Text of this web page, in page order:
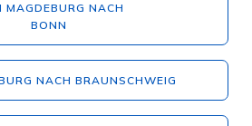
MAGDEBURG NACH
BONN
NACH BRAUNSCHWEIG